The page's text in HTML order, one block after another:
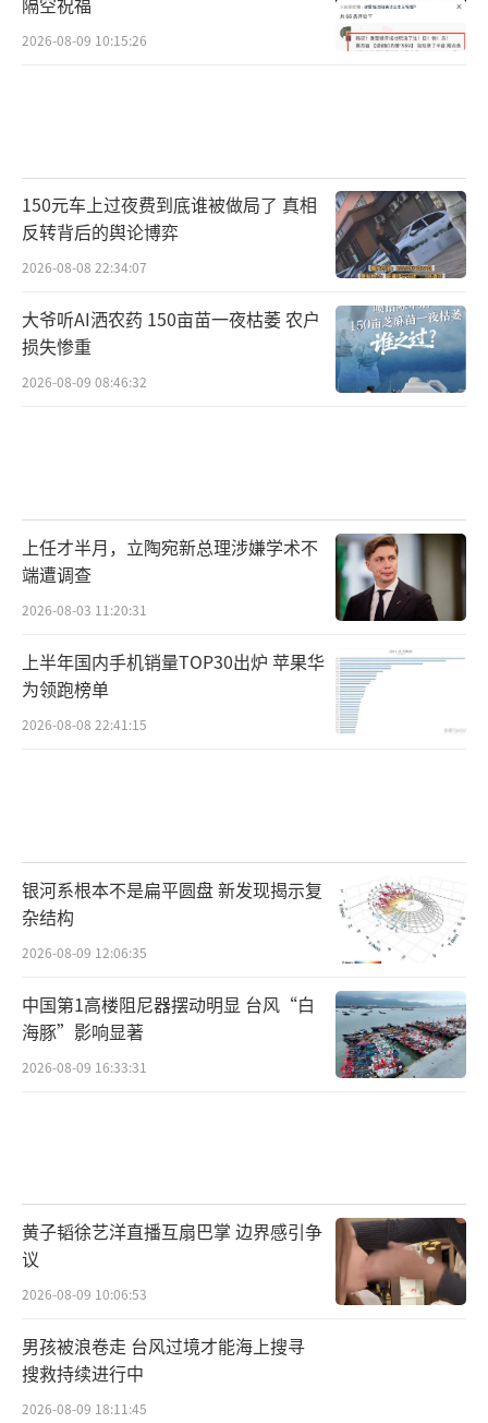
2026-08-09 10:15:26
150元车上过夜费到底谁被做局了 真相
反转背后的舆论博弈
2026-08-08 22:34:07
大爷听AI洒农药 150亩苗一夜枯萎 农户
损失惨重
2026-08-09 08:46:32
上任才半月，立陶宛新总理涉嫌学术不
端遭调查
2026-08-03 11:20:31
上半年国内手机销量TOP30出炉 苹果华
为领跑榜单
2026-08-08 22:41:15
银河系根本不是扁平圆盘 新发现揭示复
杂结构
2026-08-09 12:06:35
中国第1高楼阻尼器摆动明显 台风“白
海豚”影响显著
2026-08-09 16:33:31
黄子韬徐艺洋直播互扇巴掌 边界感引争
议
2026-08-09 10:06:53
男孩被浪卷走 台风过境才能海上搜寻
搜救持续进行中
2026-08-09 18:11:45